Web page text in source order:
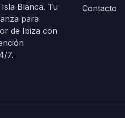
Blanca. Tu
para
de Ibiza con
7.
Contacto